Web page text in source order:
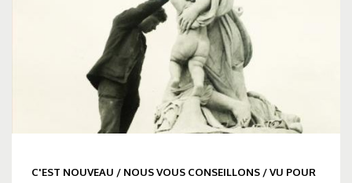
C'EST NOUVEAU / NOUS VOUS CONSEILLONS /VU POUR